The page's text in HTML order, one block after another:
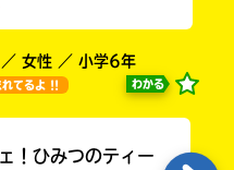
女性 ／ 小学6年
れてるよ !! わかる
！ひみつのティー